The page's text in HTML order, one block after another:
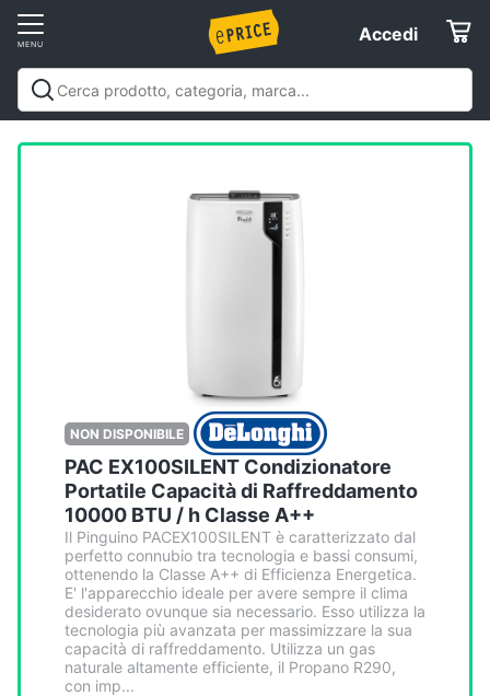
Accedi
Accedi
NON DISPONIBILE
PAC EX100SILENT Condizionatore
Portatile Capacità di Raffreddamento
10000 BTU / h Classe A++
Il Pinguino PACEX100SILENT è caratterizzato dal
perfetto connubio tra tecnologia e bassi consumi,
ottenendo la Classe A++ di Efficienza Energetica.
E' l'apparecchio ideale per avere sempre il clima
desiderato ovunque sia necessario. Esso utilizza la
tecnologia più avanzata per massimizzare la sua
capacità di raffreddamento. Utilizza un gas
naturale altamente efficiente, il Propano R290,
con imp...